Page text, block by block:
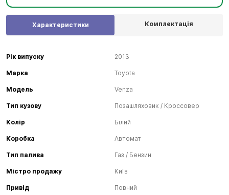
Характеристики Комплектація
Рік випуску 2013
Марка Toyota
Модель Venza
Тип кузову Позашляховик / Кроссовер
Колір Білий
Коробка Автомат
Тип палива Газ / Бензин
Містро продажу Київ
Привід Повний